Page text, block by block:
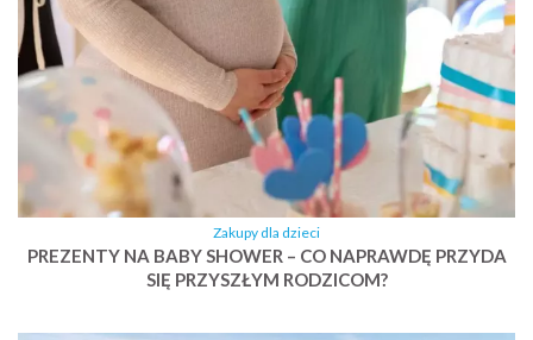
Zakupy dla dzieci
PREZENTY NA BABY SHOWER – CO NAPRAWDĘ PRZYDA
SIĘ PRZYSZŁYM RODZICOM?